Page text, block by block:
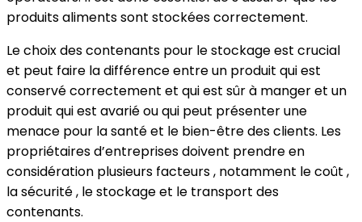
produits aliments sont stockées correctement.
Le choix des contenants pour le stockage est crucial
et peut faire la différence entre un produit qui est
conservé correctement et qui est sûr à manger et un
produit qui est avarié ou qui peut présenter une
menace pour la santé et le bien-être des clients. Les
propriétaires d’entreprises doivent prendre en
considération plusieurs facteurs , notamment le coût ,
la sécurité , le stockage et le transport des
contenants.